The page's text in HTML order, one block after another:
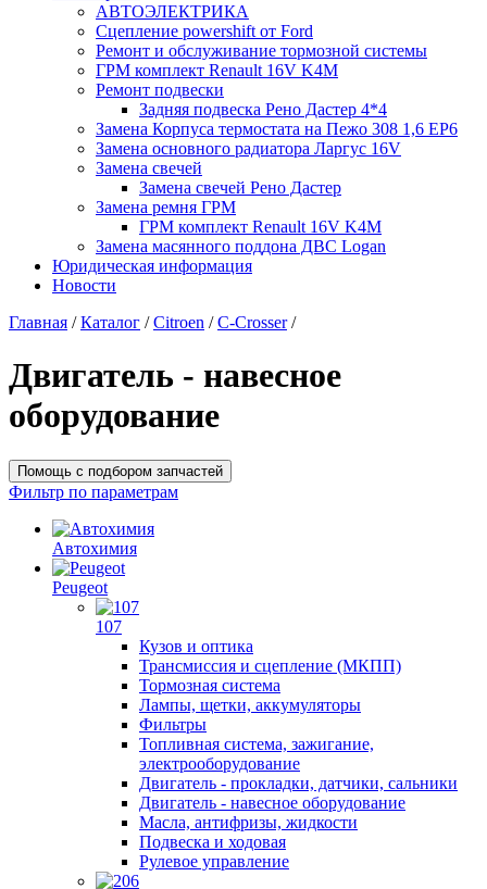
АВТОЭЛЕКТРИКА
Сцепление powershift от Ford
Ремонт и обслуживание тормозной системы
ГРМ комплект Renault 16V K4M
Ремонт подвески
Задняя подвеска Рено Дастер 4*4
Замена Корпуса термостата на Пежо 308 1,6 EP6
Замена основного радиатора Ларгус 16V
Замена свечей
Замена свечей Рено Дастер
Замена ремня ГРМ
ГРМ комплект Renault 16V K4M
Замена масянного поддона ДВС Logan
Юридическая информация
Новости
Главная / Каталог / Citroen / С-Сrosser/
Двигатель - навесное
оборудование
Помощь с подбором запчастей
Фильтр по параметрам
Автохимия
Peugeot
107
Кузов и оптика
Трансмиссия и сцепление (МКПП)
Тормозная система
Лампы, щетки, аккумуляторы
Фильтры
Топливная система, зажигание,
электрооборудование
Двигатель - прокладки, датчики, сальники
Двигатель - навесное оборудование
Масла, антифризы, жидкости
Подвеска и ходовая
Рулевое управление